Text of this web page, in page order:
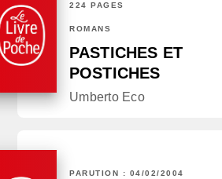
224 PAGES
ROMANS
PASTICHES ET
POSTICHES
Umberto Eco
PARUTION : 04/02/2004